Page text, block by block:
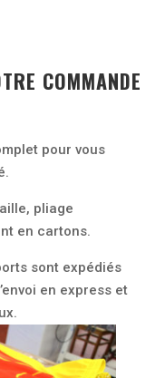
COMMANDE
pour vous
pliage
en cartons.
sont expédiés
en express et